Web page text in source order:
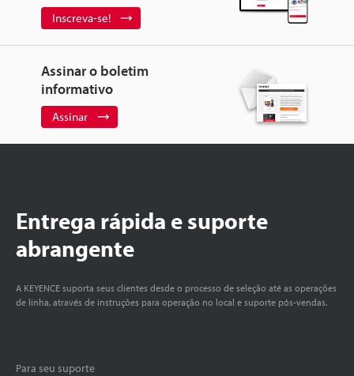
Inscreva-se!
Assinar o boletim
informativo
Assinar
Entrega rápida e suporte
abrangente
A KEYENCE suporta seus clientes desde o processo de seleção até as operações
de linha, através de instruções para operação no local e suporte pós-vendas.
Para seu suporte